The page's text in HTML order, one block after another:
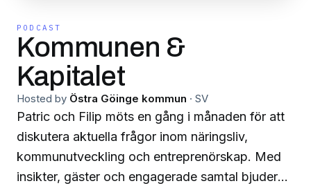
PODCAST
Kommunen &
Kapitalet
Hosted by Östra Göinge kommun · SV
Patric och Filip möts en gång i månaden för att
diskutera aktuella frågor inom näringsliv,
kommunutveckling och entreprenörskap. Med
insikter, gäster och engagerade samtal bjuder